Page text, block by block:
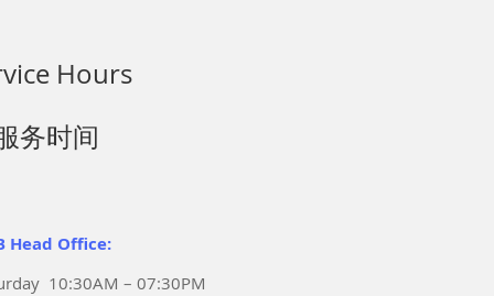
Head Office:
10:30AM – 07:30PM
Hours
务时间